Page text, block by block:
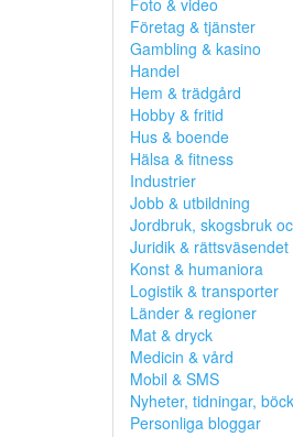
Foto & video
Företag & tjänster
Gambling & kasino
Handel
Hem & trädgård
Hobby & fritid
Hus & boende
Hälsa & fitness
Industrier
Jobb & utbildning
Jordbruk, skogsbruk
Juridik & rättsväsendet
Konst & humaniora
Logistik & transporter
Länder & regioner
Mat & dryck
Medicin & vård
Mobil & SMS
Nyheter, tidningar,
Personliga bloggar